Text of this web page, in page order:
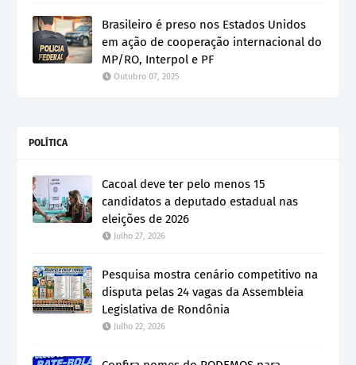
Brasileiro é preso nos Estados Unidos
em ação de cooperação internacional do
MP/RO, Interpol e PF
Outubro 07, 2025
POLÍTICA
Cacoal deve ter pelo menos 15
candidatos a deputado estadual nas
eleições de 2026
Julho 27, 2026
Pesquisa mostra cenário competitivo na
disputa pelas 24 vagas da Assembleia
Legislativa de Rondônia
Julho 22, 2026